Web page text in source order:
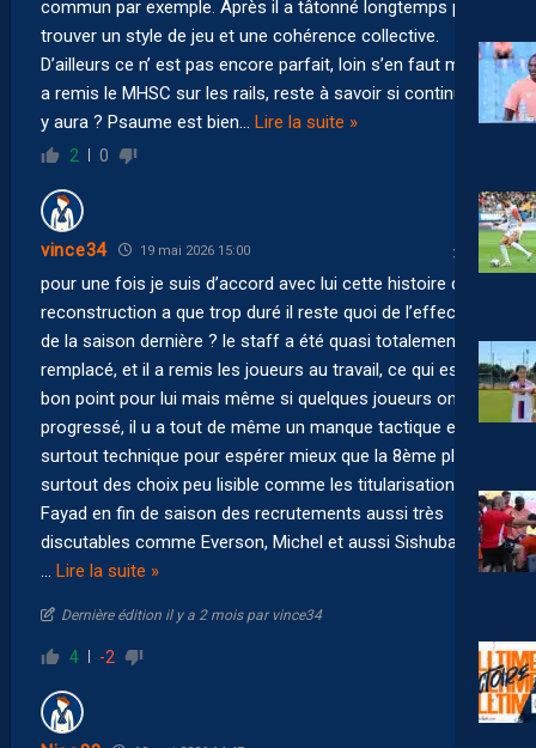
commun par exemple. Après il a tâtonné longtemps pour
trouver un style de jeu et une cohérence collective.
D’ailleurs ce n’ est pas encore parfait, loin s’en faut mais il
a remis le MHSC sur les rails, reste à savoir si continuité il
y aura ? Psaume est bien
Lire la suite »
2 0
vince34 19 mai 2026 15:00
pour une fois je suis d’accord avec lui cette histoire de
reconstruction a que trop duré il reste quoi de l’effectif
de la saison dernière ? le staff a été quasi totalement
remplacé, et il a remis les joueurs au travail, ce qui est un
bon point pour lui mais même si quelques joueurs ont
progressé, il u a tout de même un manque tactique et
surtout technique pour espérer mieux que la 8ème place
surtout des choix peu lisible comme les titularisations de
Fayad en fin de saison des recrutements aussi très
discutables comme Everson, Michel et aussi Sishuba,
Lire la suite »
Dernière édition il y a 2 mois par vince34
4 -2